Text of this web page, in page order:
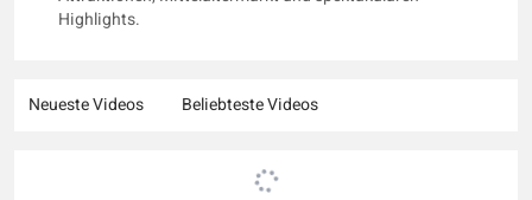
Highlights.
Neueste Videos Beliebteste Videos